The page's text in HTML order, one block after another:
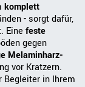
komplett
- sorgt dafür,
Eine feste
gegen
Melaminharz-
vor Kratzern.
Begleiter in Ihrem